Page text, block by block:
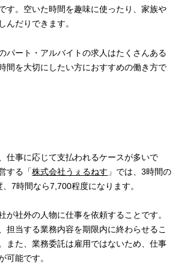
す。空いた時間を趣味に使ったり、家族や
んだりできます。
パート・アルバイトの求人はたくさんある
間を大切にしたい方におすすめの働き方で
仕事に応じて支払われるケースが多いで
する「株式会社うぇるねす 」では、3時間の
7時間なら7,700程度になります。
が社外の人物に仕事を依頼することです。
担当する業務内容を期限内に終わらせるこ
また、業務委託は雇用ではないため、仕事
可能です。